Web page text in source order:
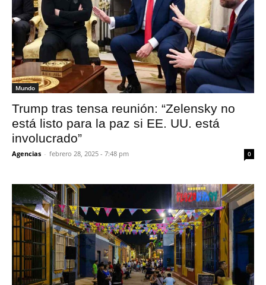
Mundo
Trump tras tensa reunión: “Zelensky no
está listo para la paz si EE. UU. está
involucrado”
Agencias - febrero 28, 2025 - 7:48 pm 0